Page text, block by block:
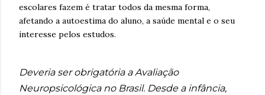
escolares fazem é tratar todos da mesma forma,
afetando a autoestima do aluno, a saúde mental e o seu
interesse pelos estudos.
Deveria ser obrigatória a Avaliação
Neuropsicológica no Brasil. Desde a infância,